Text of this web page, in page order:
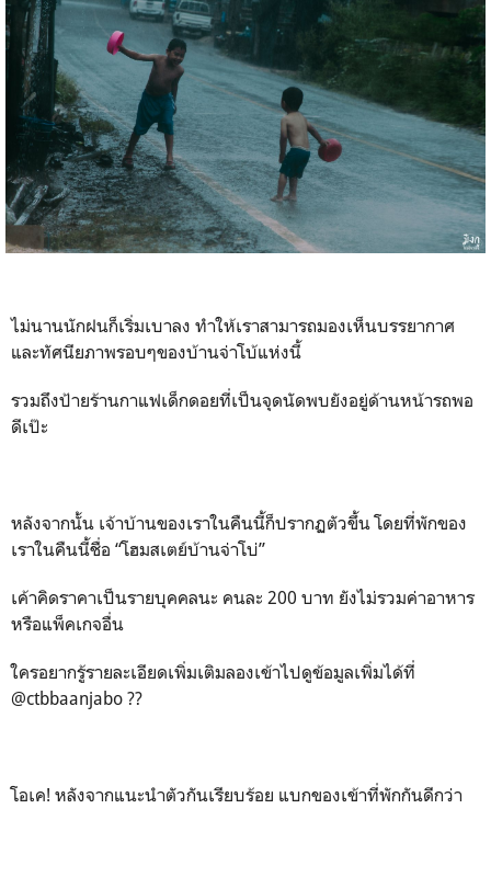
ไม่นานนักฝนก็เริ่มเบาลง ทำให้เราสามารถมองเห็นบรรยากาศ
และทัศนียภาพรอบๆของบ้านจ่าโบ้แห่งนี้
รวมถึงป้ายร้านกาแฟเด็กดอยที่เป็นจุดนัดพบยังอยู่ด้านหน้ารถพอ
ดีเป๊ะ
หลังจากนั้น เจ้าบ้านของเราในคืนนี้ก็ปรากฏตัวขึ้น โดยที่พักของ
เราในคืนนี้ชื่อ “โฮมสเตย์บ้านจ่าโบ่”
เค้าคิดราคาเป็นรายบุคคลนะ คนละ 200 บาท ยังไม่รวมค่าอาหาร
หรือแพ็คเกจอื่น
ใครอยากรู้รายละเอียดเพิ่มเติมลองเข้าไปดูข้อมูลเพิ่มได้ที่
@ctbbaanjabo ??
โอเค! หลังจากแนะนำตัวกันเรียบร้อย แบกของเข้าที่พักกันดีกว่า